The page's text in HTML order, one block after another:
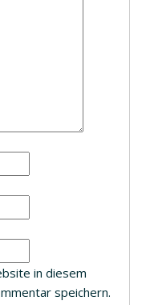
in diesem
speichern.